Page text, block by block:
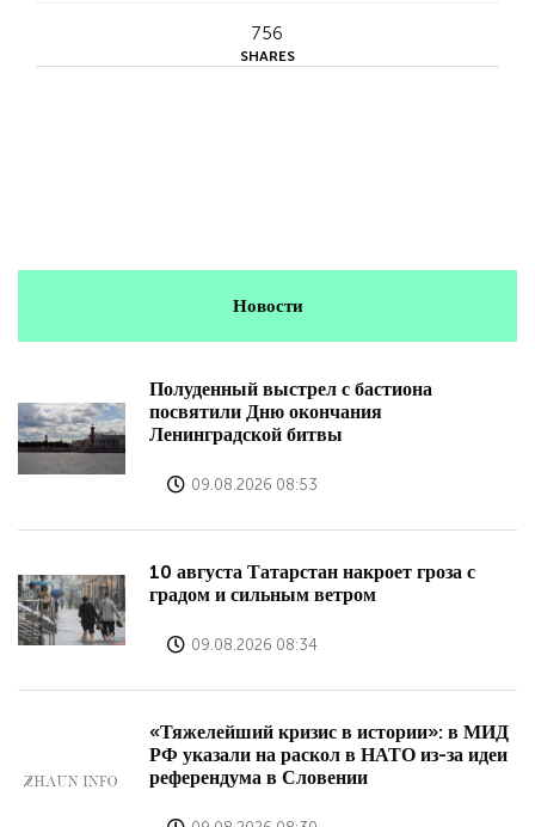
756
SHARES
Новости
Полуденный выстрел с бастиона
посвятили Дню окончания
Ленинградской битвы
09.08.2026 08:53
10 августа Татарстан накроет гроза с
градом и сильным ветром
09.08.2026 08:34
«Тяжелейший кризис в истории»: в МИД
РФ указали на раскол в НАТО из-за идеи
референдума в Словении